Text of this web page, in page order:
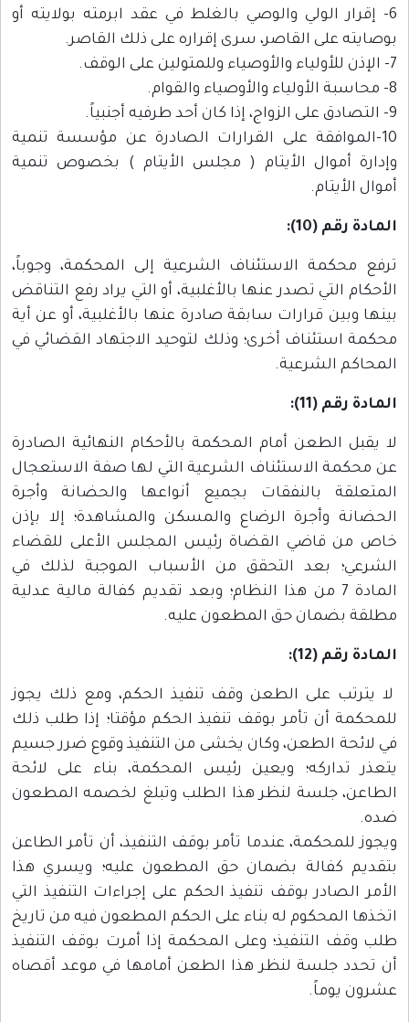
6- إقرار الولي والوصي بالغلط في عقد ابرمته بولايته أو
بوصايته على القاصر، سرى إقراره على ذلك القاصر.
7- الإذن للأولياء والأوصياء وللمتولين على الوقف.
8- محاسبة الأولياء والأوصياء والقوام.
9- التصادق على الزواج، إذا كان أحد طرفيه أجنبياً.
10-الموافقة على القرارات الصادرة عن مؤسسة تنمية
وإدارة أموال الأيتام ( مجلس الأيتام ) بخصوص تنمية
أموال الأيتام.
المادة رقم (10):
ترفع محكمة الاستئناف الشرعية إلى المحكمة، وجوباً،
الأحكام التي تصدر عنها بالأغلبية، أو التي يراد رفع التناقض
بينها وبين قرارات سابقة صادرة عنها بالأغلبية، أو عن أية
محكمة استئناف أخرى؛ وذلك لتوحيد الاجتهاد القضائي في
المحاكم الشرعية.
المادة رقم (11):
لا يقبل الطعن أمام المحكمة بالأحكام النهائية الصادرة
عن محكمة الاستئناف الشرعية التي لها صفة الاستعجال
المتعلقة بالنفقات بجميع أنواعها والحضانة وأجرة
الحضانة وأجرة الرضاع والمسكن والمشاهدة؛ إلا بإذن
خاص من قاضي القضاة رئيس المجلس الأعلى للقضاء
الشرعي؛ بعد التحقق من الأسباب الموجبة لذلك في
المادة 7 من هذا النظام؛ وبعد تقديم كفالة مالية عدلية
مطلقة بضمان حق المطعون عليه.
المادة رقم (12):
لا يترتب على الطعن وقف تنفيذ الحكم، ومع ذلك يجوز
للمحكمة أن تأمر بوقف تنفيذ الحكم مؤقتا؛ إذا طلب ذلك
في لائحة الطعن، وكان يخشى من التنفيذ وقوع ضرر جسيم
يتعذر تداركه؛ ويعين رئيس المحكمة، بناء على لائحة
الطاعن، جلسة لنظر هذا الطلب وتبلغ لخصمه المطعون
ضده.
ويجوز للمحكمة، عندما تأمر بوقف التنفيذ، أن تأمر الطاعن
بتقديم كفالة بضمان حق المطعون عليه؛ ويسري هذا
الأمر الصادر بوقف تنفيذ الحكم على إجراءات التنفيذ التي
اتخذها المحكوم له بناء على الحكم المطعون فيه من تاريخ
طلب وقف التنفيذ؛ وعلى المحكمة إذا أمرت بوقف التنفيذ
أن تحدد جلسة لنظر هذا الطعن أمامها في موعد أقصاه
عشرون يوماً.